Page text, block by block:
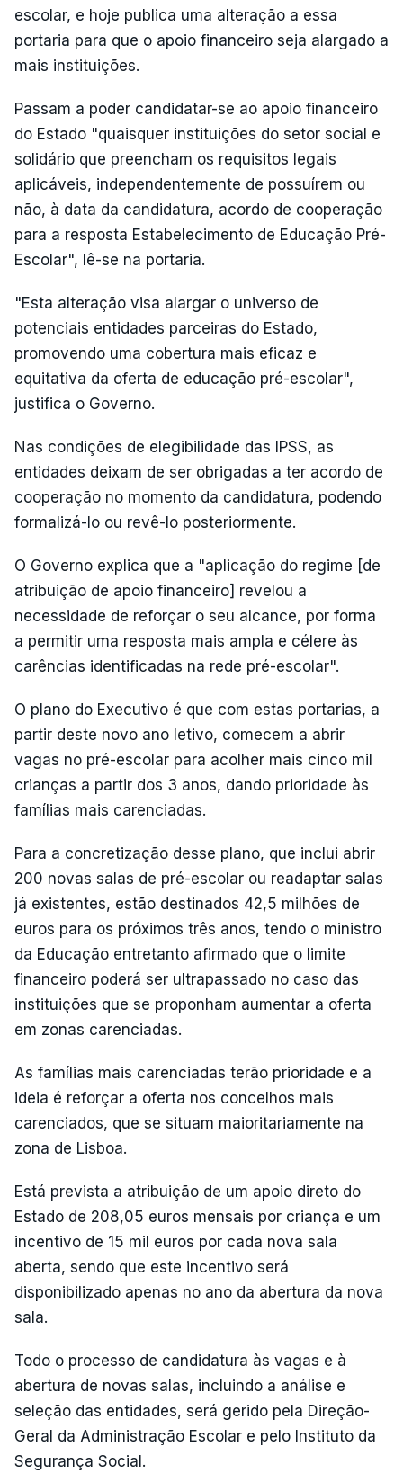
escolar, e hoje publica uma alteração a essa
portaria para que o apoio financeiro seja alargado a
mais instituições.
Passam a poder candidatar-se ao apoio financeiro
do Estado "quaisquer instituições do setor social e
solidário que preencham os requisitos legais
aplicáveis, independentemente de possuírem ou
não, à data da candidatura, acordo de cooperação
para a resposta Estabelecimento de Educação Pré-
Escolar", lê-se na portaria.
"Esta alteração visa alargar o universo de
potenciais entidades parceiras do Estado,
promovendo uma cobertura mais eficaz e
equitativa da oferta de educação pré-escolar",
justifica o Governo.
Nas condições de elegibilidade das IPSS, as
entidades deixam de ser obrigadas a ter acordo de
cooperação no momento da candidatura, podendo
formalizá-lo ou revê-lo posteriormente.
O Governo explica que a "aplicação do regime [de
atribuição de apoio financeiro] revelou a
necessidade de reforçar o seu alcance, por forma
a permitir uma resposta mais ampla e célere às
carências identificadas na rede pré-escolar".
O plano do Executivo é que com estas portarias, a
partir deste novo ano letivo, comecem a abrir
vagas no pré-escolar para acolher mais cinco mil
crianças a partir dos 3 anos, dando prioridade às
famílias mais carenciadas.
Para a concretização desse plano, que inclui abrir
200 novas salas de pré-escolar ou readaptar salas
já existentes, estão destinados 42,5 milhões de
euros para os próximos três anos, tendo o ministro
da Educação entretanto afirmado que o limite
financeiro poderá ser ultrapassado no caso das
instituições que se proponham aumentar a oferta
em zonas carenciadas.
As famílias mais carenciadas terão prioridade e a
ideia é reforçar a oferta nos concelhos mais
carenciados, que se situam maioritariamente na
zona de Lisboa.
Está prevista a atribuição de um apoio direto do
Estado de 208,05 euros mensais por criança e um
incentivo de 15 mil euros por cada nova sala
aberta, sendo que este incentivo será
disponibilizado apenas no ano da abertura da nova
sala.
Todo o processo de candidatura às vagas e à
abertura de novas salas, incluindo a análise e
seleção das entidades, será gerido pela Direção-
Geral da Administração Escolar e pelo Instituto da
Segurança Social.